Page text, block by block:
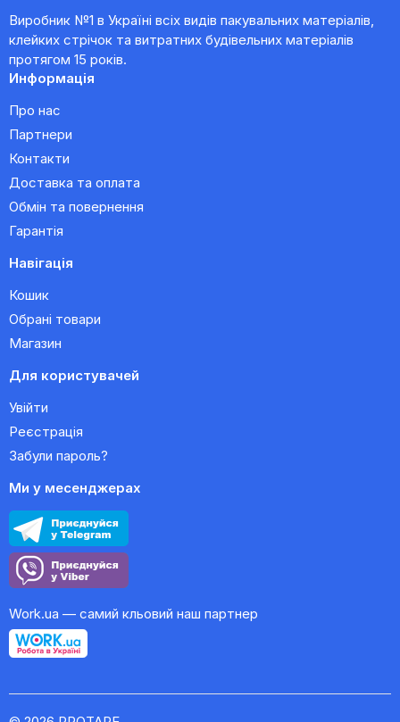
Виробник №1 в Україні всіх видів пакувальних матеріалів,
клейких стрічок та витратних будівельних матеріалів
протягом 15 років.
Информація
Про нас
Партнери
Контакти
Доставка та оплата
Обмін та повернення
Гарантія
Навігація
Кошик
Обрані товари
Магазин
Для користувачей
Увійти
Реєстрація
Забули пароль?
Ми у месенджерах
Work.ua — самий кльовий наш партнер